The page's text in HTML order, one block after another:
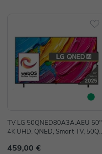
TV LG 50QNED80A3A.AEU 50"
4K UHD, QNED, Smart TV, 50QN
459,00 €